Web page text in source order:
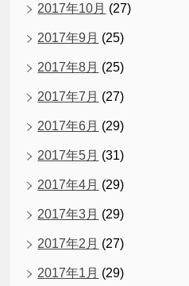
2017年10月 (27)
2017年9月 (25)
2017年8月 (25)
2017年7月 (27)
2017年6月 (29)
2017年5月 (31)
2017年4月 (29)
2017年3月 (29)
2017年2月 (27)
2017年1月 (29)